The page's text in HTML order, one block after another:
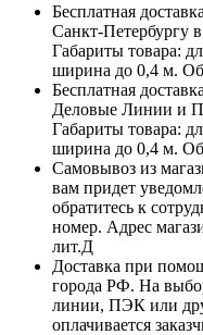
Бесплатная
Санкт-Петербургу
Габариты товара:
ширина до 0,4 м.
Бесплатная
Деловые Линии и
Габариты товара:
ширина до 0,4 м.
Самовывоз из
вам придет
обратитесь к
номер. Адрес
лит.Д
Доставка при
города РФ. На
линии, ПЭК или
оплачивается